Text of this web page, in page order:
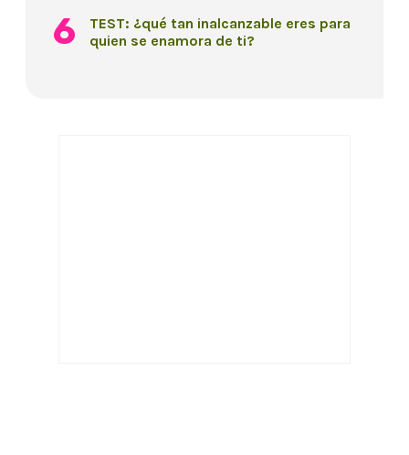
TEST: ¿qué tan inalcanzable eres para
quien se enamora de ti?